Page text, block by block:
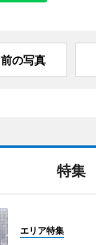
前の写真
特集
エリア特集